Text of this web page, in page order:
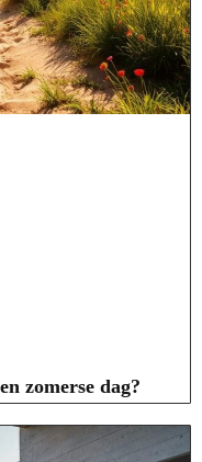
zomerse dag?